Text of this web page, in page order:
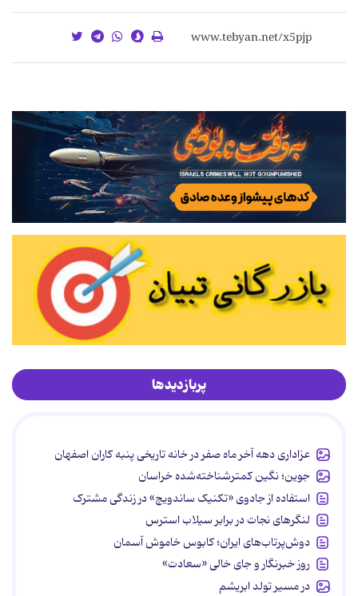
پربازدیدها
عزاداری دهه آخر ماه صفر در خانه تاریخی پنبه کاران اصفهان
جوین؛ نگین کمترشناخته‌شده خراسان
استفاده از جادوی «تکنیک ساندویچ» در زندگی مشترک
لنگرهای نجات در برابر سیلاب استرس
دوش‌پرتاب‌های ایران؛ کابوس خاموش آسمان
روز خبرنگار و جای خالی «سعادت»
در مسیر تولد ابریشم